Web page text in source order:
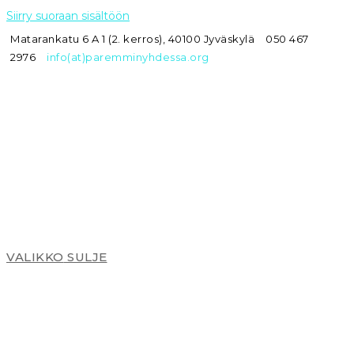
Siirry suoraan sisältöön
Matarankatu 6 A 1 (2. kerros), 40100 Jyväskylä
050 467
2976
info(at)paremminyhdessa.org
VALIKKO SULJE